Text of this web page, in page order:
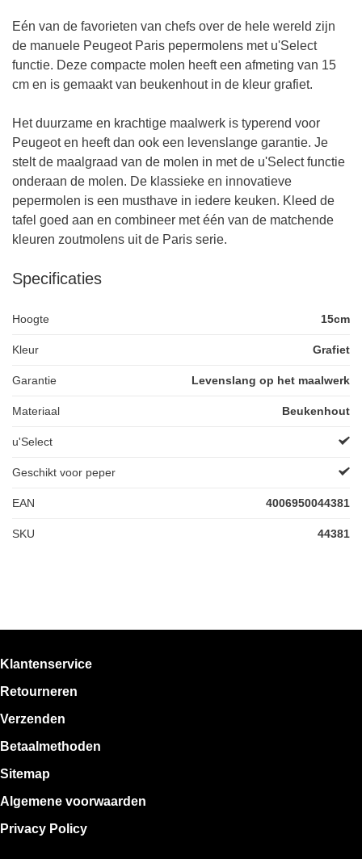
Eén van de favorieten van chefs over de hele wereld zijn
de manuele Peugeot Paris pepermolens met u'Select
functie. Deze compacte molen heeft een afmeting van 15
cm en is gemaakt van beukenhout in de kleur grafiet.
Het duurzame en krachtige maalwerk is typerend voor
Peugeot en heeft dan ook een levenslange garantie. Je
stelt de maalgraad van de molen in met de u'Select functie
onderaan de molen. De klassieke en innovatieve
pepermolen is een musthave in iedere keuken. Kleed de
tafel goed aan en combineer met één van de matchende
kleuren zoutmolens uit de Paris serie.
Specificaties
Hoogte 15cm
Kleur Grafiet
Garantie Levenslang op het maalwerk
Materiaal Beukenhout
u'Select
Geschikt voor peper
EAN 4006950044381
SKU 44381
Klantenservice
Retourneren
Verzenden
Betaalmethoden
Sitemap
Algemene voorwaarden
Privacy Policy